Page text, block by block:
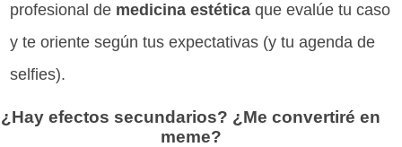
profesional de medicina estética que evalúe tu caso
y te oriente según tus expectativas (y tu agenda de
selfies).
¿Hay efectos secundarios? ¿Me convertiré en
meme?